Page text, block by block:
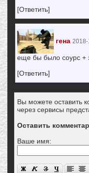
[Ответить]
гена
еще бы было соурс +
[Ответить]
Вы можете оставить
через сервисы
Оставить
Ваше имя: